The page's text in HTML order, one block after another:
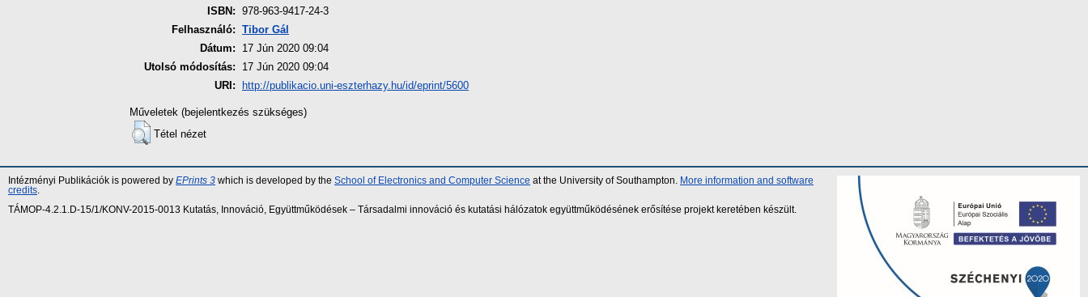
ISBN: 978-963-9417-24-3
Felhasználó: Tibor Gál
Dátum:
17 Jún 2020 09:04
Utolsó módosítás:
17 Jún 2020 09:04
URI:
http://publikacio.uni-eszterhazy.hu/id/eprint/5600
Műveletek (bejelentkezés szükséges)
Tétel nézet
Intézményi Publikációk is powered by EPrints 3 which is developed by the School of Electronics and Computer Science at the University of Southampton.
More information and software
credits
TÁMOP-4.2.1.D-15/1/KONV-2015-0013 Kutatás, Innováció, Együttműködések – Társadalmi innováció és kutatási hálózatok együttműködésének erősítése projekt keretében készült.